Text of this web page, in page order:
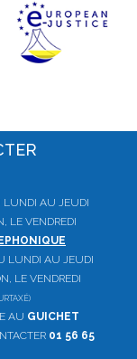
LUNDI AU JEUDI
LE VENDREDI
LUNDI AU JEUDI
LE VENDREDI
AU GUICHET
01 56 65